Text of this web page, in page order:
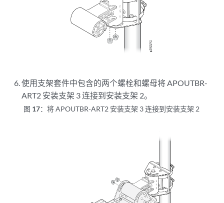
使用支架套件中包含的两个螺栓和螺母将 APOUTBR-
ART2 安装支架 3 连接到安装支架 2。
图 17：将 APOUTBR-ART2 安装支架 3 连接到安装支架 2